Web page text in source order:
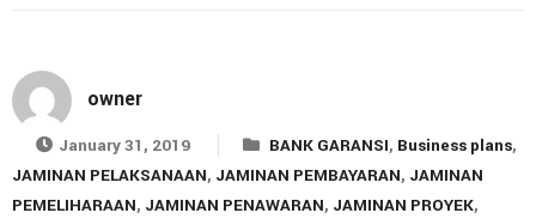
owner
January 31, 2019 BANK GARANSI, Business plans,
JAMINAN PELAKSANAAN, JAMINAN PEMBAYARAN, JAMINAN
PEMELIHARAAN, JAMINAN PENAWARAN, JAMINAN PROYEK,